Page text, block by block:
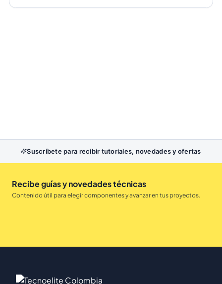
Suscríbete para recibir tutoriales, novedades y ofertas
Recibe guías y novedades técnicas
Contenido útil para elegir componentes y avanzar en tus proyectos.